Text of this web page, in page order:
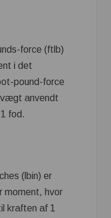
force (ftlb)
i det
pound-force
anvendt
fod.
(lbin) er
moment, hvor
kraften af ​​1